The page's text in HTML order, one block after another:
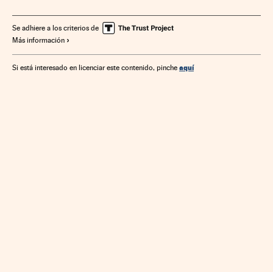
Se adhiere a los criterios de
Más información
Si está interesado en licenciar este contenido, pinche aquí